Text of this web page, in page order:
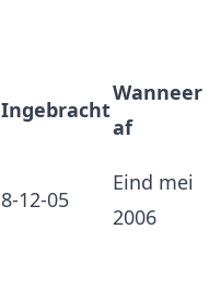
Ingebracht
Wanneer
af
8-12-05
Eind mei
2006